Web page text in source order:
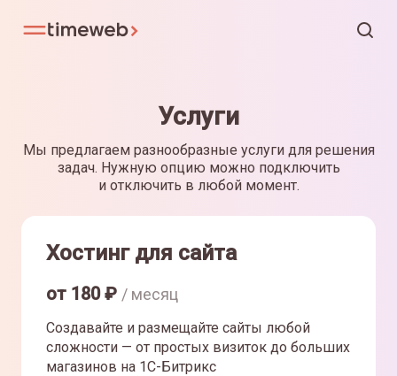
Услуги
Мы предлагаем разнообразные услуги для решения
задач. Нужную опцию можно подключить
и отключить в любой момент.
Хостинг для сайта
от 180₽ / месяц
Создавайте и размещайте сайты любой
сложности — от простых визиток до больших
магазинов на 1С-Битрикс